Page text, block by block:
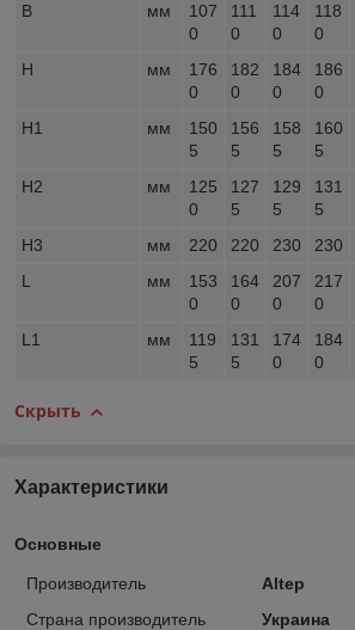
B мм
107
0
111
0
114
0
118
0
H
мм
176
0
182
0
184
0
186
0
H1
мм
150
5
156
5
158
5
160
5
H2
мм
125
0
127
5
129
5
131
5
H3
мм 220 220 230 230
L
мм
153
0
164
0
207
0
217
0
L1
мм
119
5
131
5
174
0
184
0
Скрыть
Характеристики
Основные
Производитель
Altep
Страна производитель
Украина